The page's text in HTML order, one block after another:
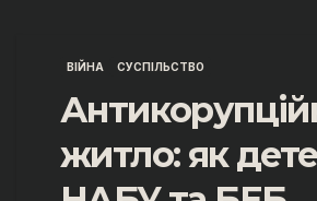
ВІЙНА СУСПІЛЬСТВО
житло: як